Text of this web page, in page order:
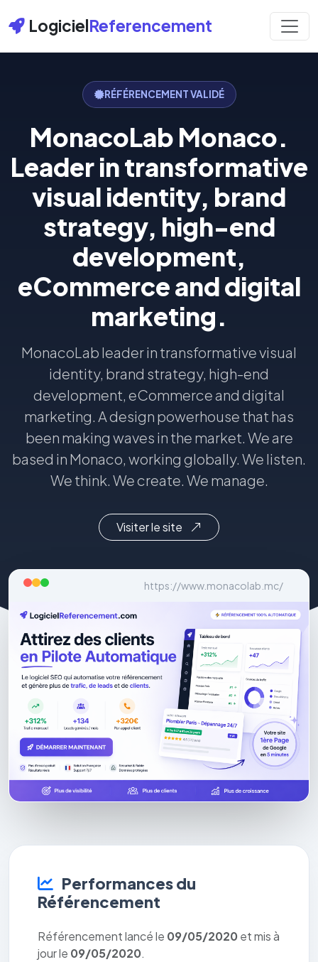
LogicielReferencement
RÉFÉRENCEMENT VALIDÉ
MonacoLab Monaco.
Leader in transformative
visual identity, brand
strategy, high-end
development,
eCommerce and digital
marketing.
MonacoLab leader in transformative visual
identity, brand strategy, high-end
development, eCommerce and digital
marketing. A design powerhouse that has
been making waves in the market. We are
based in Monaco, working globally. We listen.
We think. We create. We manage.
Visiter le site
https://www.monacolab.mc/
Performances du
Référencement
Référencement lancé le 09/05/2020 et mis à
jour le 09/05/2020.